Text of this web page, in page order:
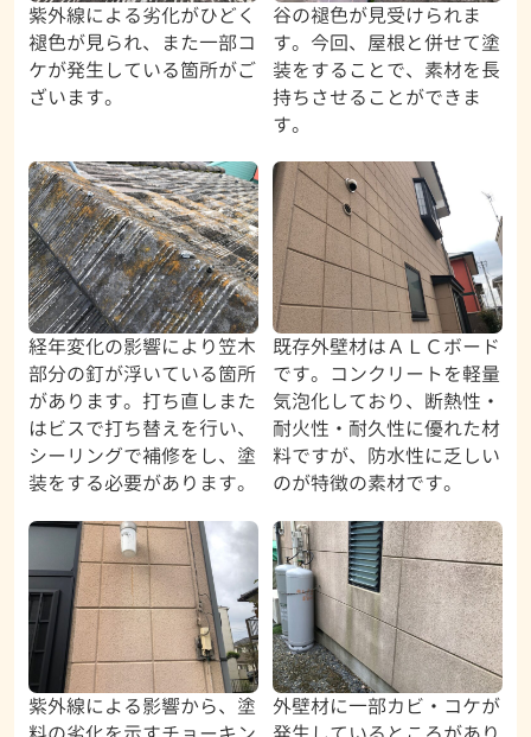
紫外線による劣化がひどく
褪色が見られ、また一部コ
ケが発生している箇所がご
ざいます。
谷の褪色が見受けられま
す。今回、屋根と併せて塗
装をすることで、素材を長
持ちさせることができま
す。
経年変化の影響により笠木
部分の釘が浮いている箇所
があります。打ち直しまた
はビスで打ち替えを行い、
シーリングで補修をし、塗
装をする必要があります。
既存外壁材はＡＬＣボード
です。コンクリートを軽量
気泡化しており、断熱性・
耐火性・耐久性に優れた材
料ですが、防水性に乏しい
のが特徴の素材です。
紫外線による影響から、塗
外壁材に一部カビ・コケが